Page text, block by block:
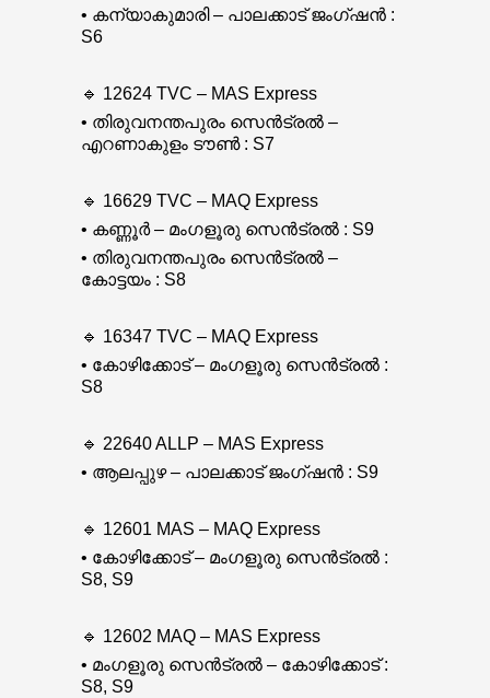
• കന്യാകുമാരി – പാലക്കാട് ജംഗ്ഷൻ :
S6
🔹 12624 TVC – MAS Express
• തിരുവനന്തപുരം സെൻട്രൽ –
എറണാകുളം ടൗൺ : S7
🔹 16629 TVC – MAQ Express
• കണ്ണൂർ – മംഗളൂരു സെൻട്രൽ : S9
• തിരുവനന്തപുരം സെൻട്രൽ –
കോട്ടയം : S8
🔹 16347 TVC – MAQ Express
• കോഴിക്കോട് – മംഗളൂരു സെൻട്രൽ :
S8
🔹 22640 ALLP – MAS Express
• ആലപ്പുഴ – പാലക്കാട് ജംഗ്ഷൻ : S9
🔹 12601 MAS – MAQ Express
• കോഴിക്കോട് – മംഗളൂരു സെൻട്രൽ :
S8, S9
🔹 12602 MAQ – MAS Express
• മംഗളൂരു സെൻട്രൽ – കോഴിക്കോട് :
S8, S9